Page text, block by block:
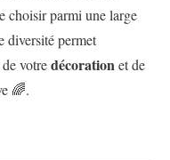
choisir parmi une large
diversité permet
votredécoration et de
🌈.